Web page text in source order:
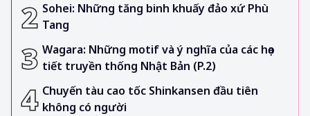
Sohei: Những tăng binh khuấy đảo xứ Phù
Tang
Wagara: Những motif và ý nghĩa của các họa
tiết truyền thống Nhật Bản (P.2)
Chuyến tàu cao tốc Shinkansen đầu tiên
không có người